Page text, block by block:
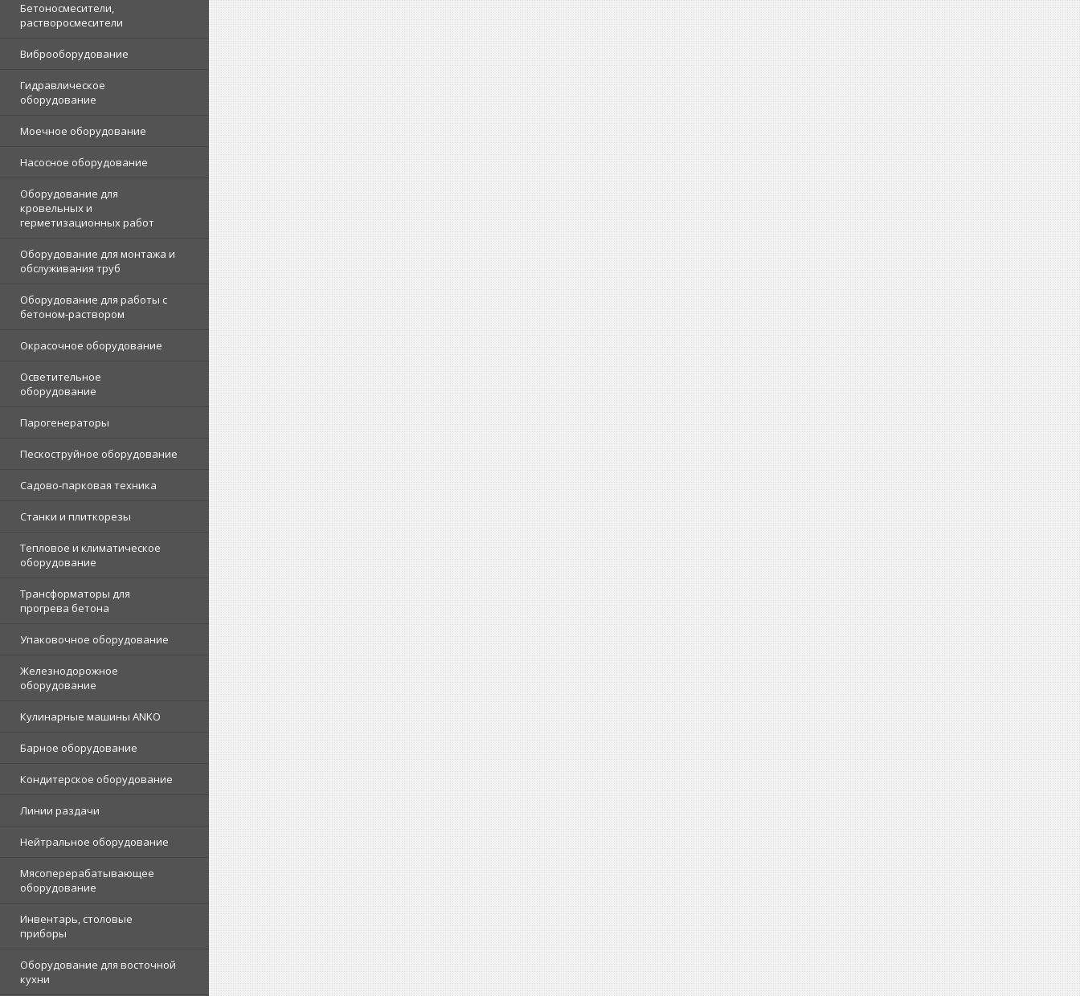
Бетоносмесители,
растворосмесители
Виброоборудование
Гидравлическое
оборудование
Моечное оборудование
Насосное оборудование
Оборудование для
кровельных и
герметизационных работ
Оборудование для монтажа и
обслуживания труб
Оборудование для работы с
бетоном-раствором
Окрасочное оборудование
Осветительное
оборудование
Парогенераторы
Пескоструйное оборудование
Садово-парковая техника
Станки и плиткорезы
Тепловое и климатическое
оборудование
Трансформаторы для
прогрева бетона
Упаковочное оборудование
Железнодорожное
оборудование
Кулинарные машины ANKO
Барное оборудование
Кондитерское оборудование
Линии раздачи
Нейтральное оборудование
Мясоперерабатывающее
оборудование
Инвентарь, столовые
приборы
Оборудование для восточной
кухни